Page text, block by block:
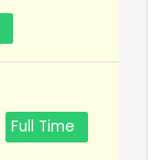
Full Time